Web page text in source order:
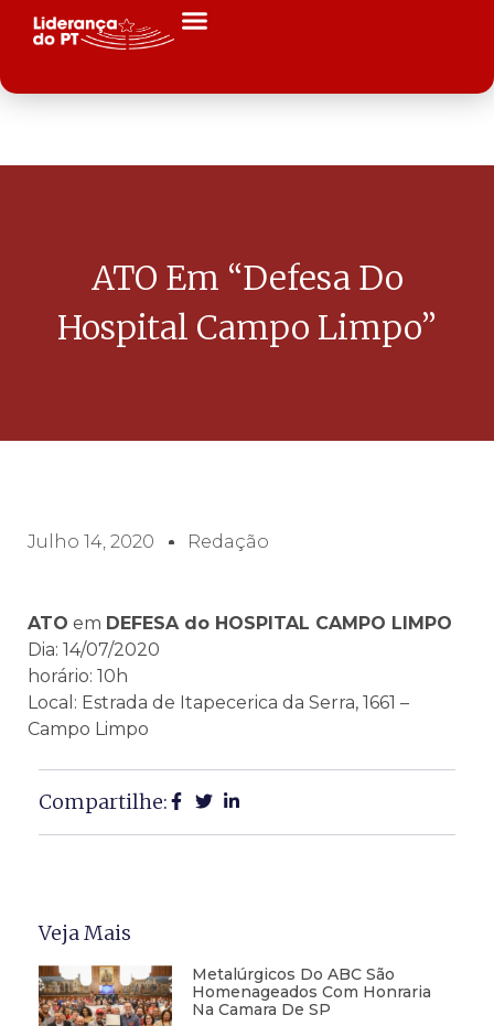
ATO Em “Defesa Do
Hospital Campo Limpo”
Julho 14, 2020 Redação
ATO em DEFESA do HOSPITAL CAMPO LIMPO
Dia: 14/07/2020
horário: 10h
Local: Estrada de Itapecerica da Serra, 1661 –
Campo Limpo
Compartilhe:
Veja Mais
Metalúrgicos Do ABC São
Homenageados Com Honraria
Na Camara De SP